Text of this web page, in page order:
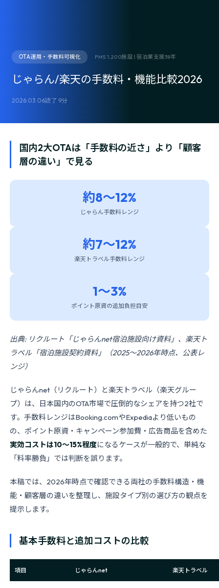
OTA運用・手数料可視化 PMS 1,200施設 | 宿泊業支援38年
じゃらん/楽天の手数料・機能比較2026
2026.03.06読了 9分
国内2大OTAは「手数料の近さ」より「顧客
層の違い」で見る
約8〜12%
じゃらん手数料レンジ
約7〜12%
楽天トラベル手数料レンジ
1〜3%
ポイント原資の追加負担目安
出典: リクルート「じゃらんnet宿泊施設向け資料」、楽天ト
ラベル「宿泊施設契約資料」（2025〜2026年時点、公表レ
ンジ）
じゃらんnet（リクルート）と楽天トラベル（楽天グルー
プ）は、日本国内のOTA市場で圧倒的なシェアを持つ2社で
す。手数料レンジはBooking.comやExpediaより低いもの
の、ポイント原資・キャンペーン参加費・広告商品を含めた
実効コストは10〜15%程度になるケースが一般的で、単純な
「料率勝負」では判断を誤ります。
本稿では、2026年時点で確認できる両社の手数料構造・機
能・顧客層の違いを整理し、施設タイプ別の選び方の観点を
提示します。
基本手数料と追加コストの比較
項目 じゃらんnet 楽天トラベル